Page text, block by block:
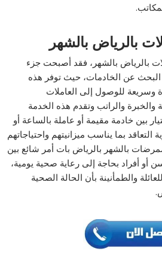
بالرياض بالشهر
بالرياض بالشهر، فقد أصبحت جزء
عن الخادمات، حيث توفر هذه
وسريعة للوصول إلى العاملات
والراتب وتقدم هذه الخدمة
بين خادمة مقيمة أو عاملة بالساعة أو
بما يناسب ميزانيتهم واحتياجاتهم
بالشهر بالرياض بات أمر شائع بين
أو أفراد بحاجة إلى رعاية صحية يومية،
والطمأنينة بأن الحالة الصحية